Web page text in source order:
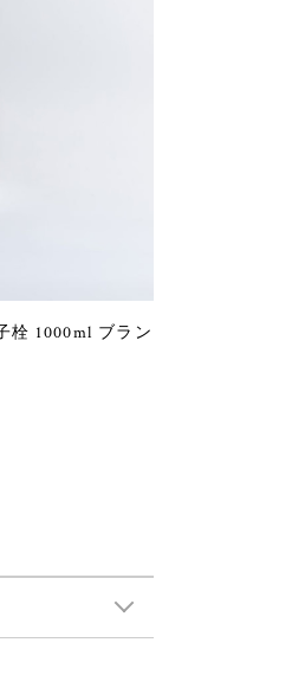
栓 1000ml ブラン